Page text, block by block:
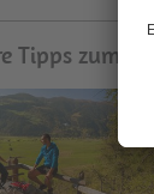
Tipps zum